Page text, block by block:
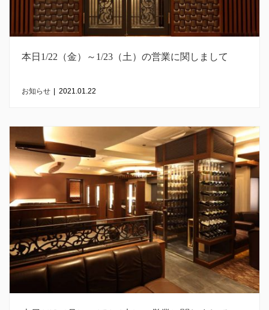
本日1/22（金）～1/23（土）の営業に関しまして
お知らせ 2021.01.22